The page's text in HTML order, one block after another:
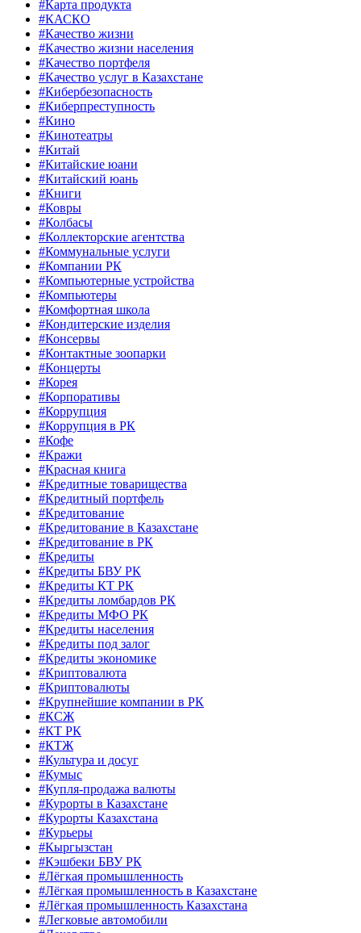
#Карта продукта
#КАСКО
#Качество жизни
#Качество жизни населения
#Качество портфеля
#Качество услуг в Казахстане
#Кибербезопасность
#Киберпреступность
#Кино
#Кинотеатры
#Китай
#Китайские юани
#Китайский юань
#Книги
#Ковры
#Колбасы
#Коллекторские агентства
#Коммунальные услуги
#Компании РК
#Компьютерные устройства
#Компьютеры
#Комфортная школа
#Кондитерские изделия
#Консервы
#Контактные зоопарки
#Концерты
#Корея
#Корпоративы
#Коррупция
#Коррупция в РК
#Кофе
#Кражи
#Красная книга
#Кредитные товарищества
#Кредитный портфель
#Кредитование
#Кредитование в Казахстане
#Кредитование в РК
#Кредиты
#Кредиты БВУ РК
#Кредиты КТ РК
#Кредиты ломбардов РК
#Кредиты МФО РК
#Кредиты населения
#Кредиты под залог
#Кредиты экономике
#Криптовалюта
#Криптовалюты
#Крупнейшие компании в РК
#КСЖ
#КТ РК
#КТЖ
#Культура и досуг
#Кумыс
#Купля-продажа валюты
#Курорты в Казахстане
#Курорты Казахстана
#Курьеры
#Кыргызстан
#Кэшбеки БВУ РК
#Лёгкая промышленность
#Лёгкая промышленность в Казахстане
#Лёгкая промышленность Казахстана
#Легковые автомобили